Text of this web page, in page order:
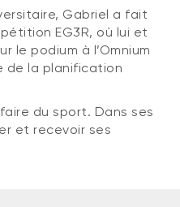
Gabriel a fait
EG3R, où lui et
le podium à l’Omnium
de la planification
du sport. Dans ses
et recevoir ses